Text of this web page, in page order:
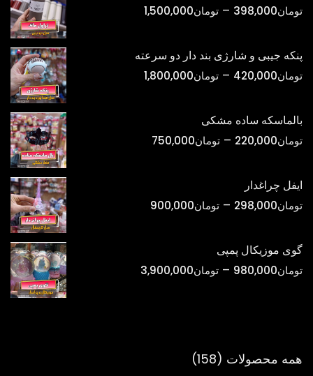
تومان398,000
– تومان1,500,000محدوده
پنکه جیبی و شارژی بند دار دو سرعته
تومان420,000
– تومان1,800,000محدوده
تومان420,000
بالماسکه ساده مشکی
تومان220,000
– تومان750,000
تومان750,000
ایفل چراغدار
تومان298,000
– تومان900,000
تومان900,000
گوی موزیکال پمپی
تومان980,000
– تومان3,900,000
همه محصولات
158
158